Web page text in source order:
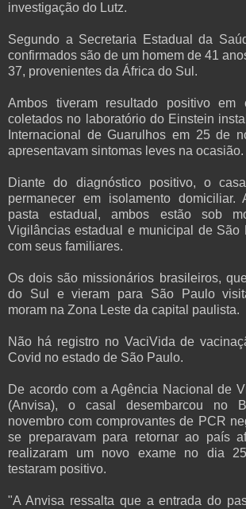
investigação do Lutz.
Segundo a Secretaria Estadual da
confirmados são de um homem de 41
37, provenientes da África do Sul.
Ambos tiveram resultado positivo em
coletados no laboratório do Einstein
Internacional de Guarulhos em 25 de
apresentavam sintomas leves na ocasião.
Diante do diagnóstico positivo, o
permanecer em isolamento domiciliar.
pasta estadual, ambos estão sob
Vigilâncias estadual e municipal de São
com seus familiares.
Os dois são missionários brasileiros,
do Sul e vieram para São Paulo
moram na Zona Leste da capital paulista.
Não há registro no VaciVida de
Covid no estado de São Paulo.
De acordo com a Agência Nacional de
(Anvisa), o casal desembarcou no
novembro com comprovantes de PCR
se preparavam para retornar ao país
realizaram um novo exame no dia
testaram positivo.
"A Anvisa ressalta que a entrada do